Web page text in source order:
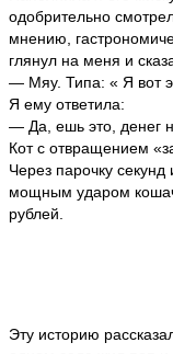
одобрительно
мнению,
глянул на меня и
— Мяу. Типа: « Я вот
Я ему ответила:
— Да, ешь это, денег
Кот с отвращением
Через парочку
мощным ударом
рублей.
Эту историю